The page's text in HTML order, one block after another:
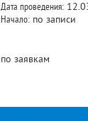
Дата проведения:
Начало: по записи
по заявкам